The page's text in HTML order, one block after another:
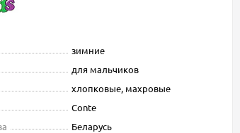
зимние
для мальчиков
хлопковые, махровые
Conte
Беларусь